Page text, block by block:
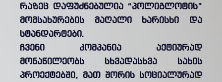
რაზეც დაფუძნებულია “პოლიგლოტის”
მომსახურების მაღალი ხარისხი და
სტანდარტები.
ჩვენი კომპანია აქტიურად
მონაწილეობს სხვადასხვა სახის
პროექტებში, მათ შორის სოციალურად